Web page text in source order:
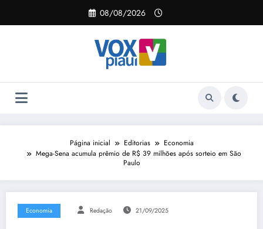
o
08/08/2026
Página inicial Editorias
Economia
Mega-Sena acumula prêmio de R$ 39 milhões após sorteio em São
Paulo
Economia Redação 21/09/2025